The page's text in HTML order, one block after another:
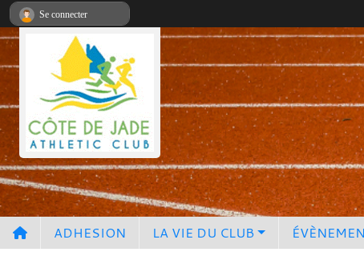
ADHESION LA VIE DU CLUB
Se connecter
Panneau de gestion des cookies